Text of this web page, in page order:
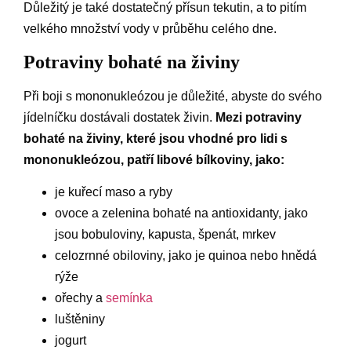
Důležitý je také dostatečný přísun tekutin, a to pitím
velkého množství vody v průběhu celého dne.
Potraviny bohaté na živiny
Při boji s mononukleózou je důležité, abyste do svého
jídelníčku dostávali dostatek živin. Mezi potraviny
bohaté na živiny, které jsou vhodné pro lidi s
mononukleózou, patří libové bílkoviny, jako:
je kuřecí maso a ryby
ovoce a zelenina bohaté na antioxidanty, jako
jsou bobuloviny, kapusta, špenát, mrkev
celozrnné obiloviny, jako je quinoa nebo hnědá
rýže
ořechy a semínka
luštěniny
jogurt